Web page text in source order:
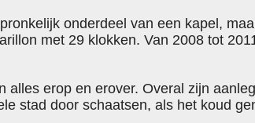
onderdeel van een kapel,
met 29 klokken. Van 2008 tot
erop en erover. Overal zijn
stad door schaatsen, als het koud